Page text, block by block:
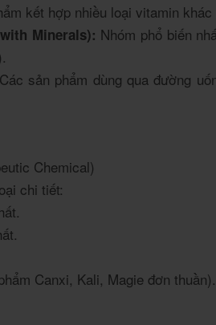
kết hợp nhiều loại vitamin
Minerals): Nhóm phổ biến
Các sản phẩm dùng qua đường
Chemical)
chi tiết:
Canxi, Kali, Magie đơn thuần).